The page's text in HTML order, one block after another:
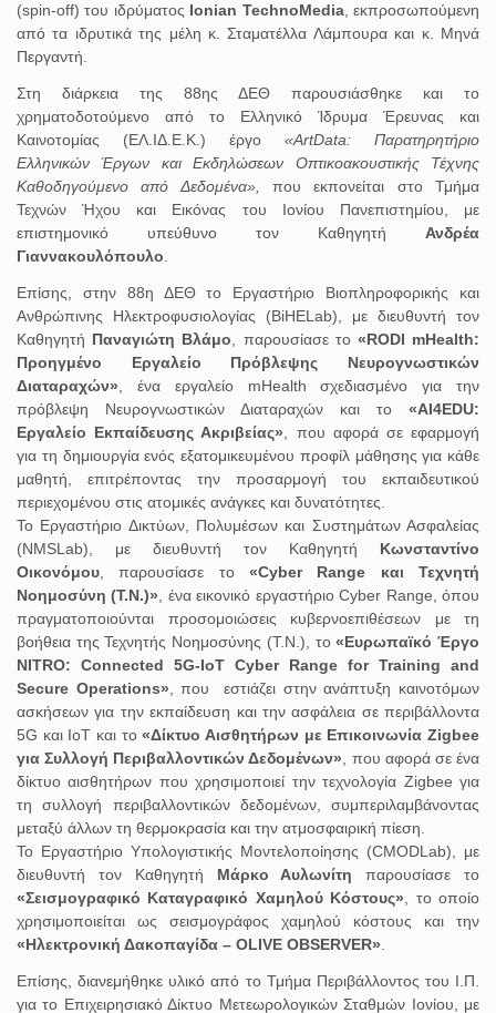
(spin-off) του ιδρύματος Ionian TechnoMedia, εκπροσωπούμενη
από τα ιδρυτικά της μέλη κ. Σταματέλλα Λάμπουρα και κ. Μηνά
Περγαντή.
Στη διάρκεια της 88ης ΔΕΘ παρουσιάσθηκε και το
χρηματοδοτούμενο από το Ελληνικό Ίδρυμα Έρευνας και
Καινοτομίας (ΕΛ.ΙΔ.Ε.Κ.) έργο «ArtData: Παρατηρητήριο
Ελληνικών Έργων και Εκδηλώσεων Οπτικοακουστικής Τέχνης
Καθοδηγούμενο από Δεδομένα», που εκπονείται στο Τμήμα
Τεχνών Ήχου και Εικόνας του Ιονίου Πανεπιστημίου, με
επιστημονικό υπεύθυνο τον Καθηγητή Ανδρέα
Γιαννακουλόπουλο.
Επίσης, στην 88η ΔΕΘ το Εργαστήριο Βιοπληροφορικής και
Ανθρώπινης Ηλεκτροφυσιολογίας (BiHELab), με διευθυντή τον
Καθηγητή Παναγιώτη Βλάμο, παρουσίασε το «RODI mHealth:
Προηγμένο Εργαλείο Πρόβλεψης Νευρογνωστικών
Διαταραχών», ένα εργαλείο mHealth σχεδιασμένο για την
πρόβλεψη Νευρογνωστικών Διαταραχών και το «AI4EDU:
Εργαλείο Εκπαίδευσης Ακριβείας», που αφορά σε εφαρμογή
για τη δημιουργία ενός εξατομικευμένου προφίλ μάθησης για κάθε
μαθητή, επιτρέποντας την προσαρμογή του εκπαιδευτικού
περιεχομένου στις ατομικές ανάγκες και δυνατότητες.
Το Εργαστήριο Δικτύων, Πολυμέσων και Συστημάτων Ασφαλείας
(NMSLab), με διευθυντή τον Καθηγητή Κωνσταντίνο
Οικονόμου, παρουσίασε το«Cyber Range και Τεχνητή
Νοημοσύνη (Τ.Ν.)», ένα εικονικό εργαστήριο Cyber Range, όπου
πραγματοποιούνται προσομοιώσεις κυβερνοεπιθέσεων με τη
βοήθεια της Τεχνητής Νοημοσύνης (Τ.Ν.), το«Ευρωπαϊκό Έργο
NITRO: Connected 5G-IoT Cyber Range for Training and
Secure Operations», που εστιάζει στην ανάπτυξη καινοτόμων
ασκήσεων για την εκπαίδευση και την ασφάλεια σε περιβάλλοντα
5G και IoT και το«Δίκτυο Αισθητήρων με Επικοινωνία Zigbee
για Συλλογή Περιβαλλοντικών Δεδομένων», που αφορά σε ένα
δίκτυο αισθητήρων που χρησιμοποιεί την τεχνολογία Zigbee για
τη συλλογή περιβαλλοντικών δεδομένων, συμπεριλαμβάνοντας
μεταξύ άλλων τη θερμοκρασία και την ατμοσφαιρική πίεση.
Το Εργαστήριο Υπολογιστικής Μοντελοποίησης (CMODLab), με
διευθυντή τον Καθηγητή Μάρκο Αυλωνίτη παρουσίασε το
«Σεισμογραφικό Καταγραφικό Χαμηλού Κόστους», το οποίο
χρησιμοποιείται ως σεισμογράφος χαμηλού κόστους και την
«Ηλεκτρονική Δακοπαγίδα – OLIVE OBSERVER».
Επίσης, διανεμήθηκε υλικό από το Τμήμα Περιβάλλοντος του Ι.Π.
για το Επιχειρησιακό Δίκτυο Μετεωρολογικών Σταθμών Ιονίου, με